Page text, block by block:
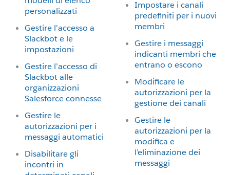
personalizzati
Gestire l'accesso a
Slackbot e le
impostazioni
Gestire l’accesso di
Slackbot alle
organizzazioni
Salesforce connesse
Gestire le
autorizzazioni per i
messaggi automatici
Disabilitare gli
incontri in
Impostare i canali
predefiniti per i nuovi
membri
Gestire i messaggi
indicanti membri che
entrano o escono
Modificare le
autorizzazioni per la
gestione dei canali
Gestire le
autorizzazioni per la
modifica e
l’eliminazione dei
messaggi